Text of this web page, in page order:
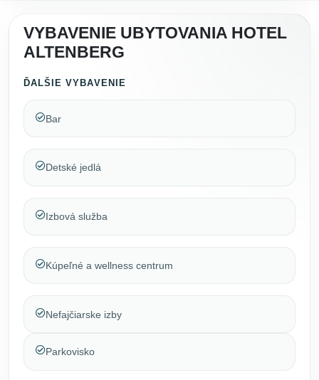
VYBAVENIE UBYTOVANIA HOTEL
ALTENBERG
ĎALŠIE VYBAVENIE
Bar
Detské jedlá
Izbová služba
Kúpeľné a wellness centrum
Nefajčiarske izby
Parkovisko